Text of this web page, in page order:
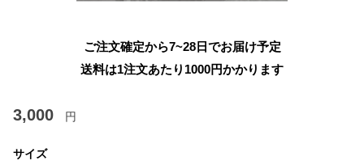
ご注文確定から7~28日でお届け予定
送料は1注文あたり 1000円かかります
3,000 円
サイズ